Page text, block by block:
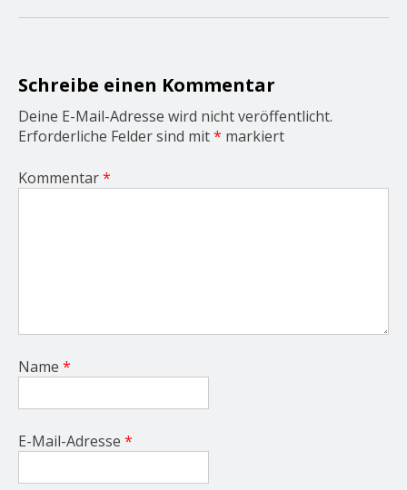
o
n
Schreibe einen Kommentar
Deine E-Mail-Adresse wird nicht veröffentlicht.
Erforderliche Felder sind mit* markiert
Kommentar*
Name *
E-Mail-Adresse *